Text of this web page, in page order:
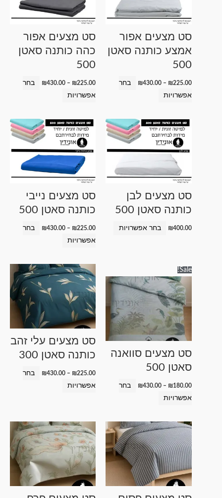
סט מצעים אפור
אמצע כותנה סאטן
500
₪225.00
–
₪430.00
בחר
אפשרויות
סוגים.
לבחור
את
סט מצעים אפור
כהה כותנה סאטן
500
₪225.00
–
₪430.00
בחר
אפשרויות
סוגים.
לבחור
את
סט מצעים לבן
כותנה סאטן 500
₪400.00 בחר אפשרויות
למוצר
זה
יש
האפשרויות
סט מצעים נייבי
כותנה סאטן 500
₪225.00
–
₪430.00
טווח
מחירים:
⁦₪225.00⁩
⁦₪430.00⁩
בחר
אפשרויות
למוצר
זה
יש
מספר
סוגים.
לבחור
את
האפשרויות
Sale!
סט מצעים סוואנה
סאטן 500
₪180.00
–
₪430.00
מחירים:
⁦₪180.00⁩
עד
בחר
אפשרויות
זה
יש
סוגים.
ניתן
את
האפשרויות
בעמוד
סט מצעים עלי זהב
כותנה סאטן 300
₪225.00
–
₪430.00
טווח
מחירים:
עד
בחר
אפשרויות
למוצר
זה
לבחור
את
האפשרויות
טווח
מחירים:
עד
⁦₪430.00⁩
למוצר
זה
יש
מספר
סוגים.
טווח
מחירים:
עד
למוצר
זה
יש
מספר
סוגים.